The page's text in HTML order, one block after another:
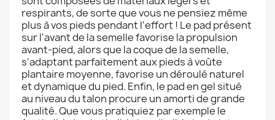
respirants, de sorte que vous ne pensiez même
plus à vos pieds pendant l'effort ! Le pad présent
sur l'avant de la semelle favorise la propulsion
avant-pied, alors que la coque de la semelle,
s'adaptant parfaitement aux pieds à voûte
plantaire moyenne, favorise un déroulé naturel
et dynamique du pied. Enfin, le pad en gel situé
au niveau du talon procure un amorti de grande
qualité. Que vous pratiquiez par exemple le